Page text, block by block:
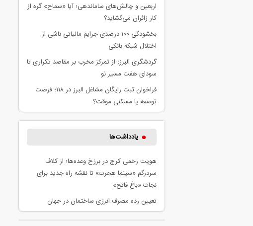
اربعین و چالش‌های ساماندهی؛ آیا «سماح» گره از
کار زائران می‌گشاید؟
بخشودگی ۱۰۰ درصدی جرایم مالیاتی ناشی از
اختلال شبکه بانکی
گردشگری البرز؛ از تمرکز مخرب بر مقاصد تکراری تا
سودای هفت مسیر نو
فراخوان ثبت رایگان مشاغل البرز در ۱۱۸؛ فرصت
توسعه یا مسکنی موقت؟
یادداشت‌ها
هویت زخمی کرج در برزخ وعده‌ها؛ از کلاف
سردرگم «سینما هجرت» تا نقشه راه جدید برای
نجات «باغ فاتح»
تعیین رده مصرف انرژی ساختمان در جهان